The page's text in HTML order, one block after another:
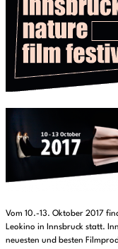
Vom 10.-13. Oktober 2017
Leokino in Innsbruck statt.
neuesten und besten